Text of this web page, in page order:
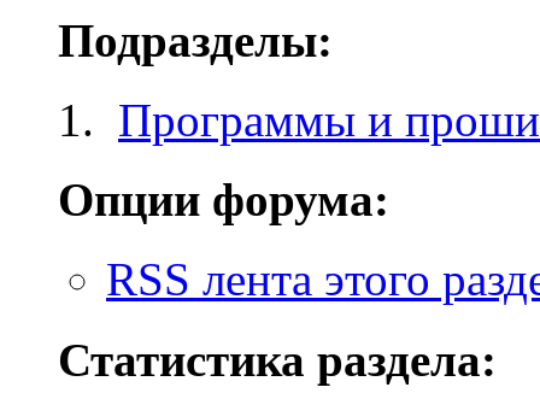
Подразделы:
Программы и
Опции форума:
RSS лента этого
Статистика раздела: